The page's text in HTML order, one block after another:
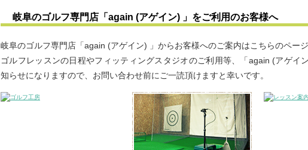
岐阜のゴルフ専門店「again (アゲイン) 」をご利用のお客様へ
岐阜のゴルフ専門店「again (アゲイン) 」からお客様へのご案内はこちらのページ
ゴルフレッスンの日程やフィッティングスタジオのご利用等、「again (アゲイ
知らせになりますので、お問い合わせ前にご一読頂けますと幸いです。